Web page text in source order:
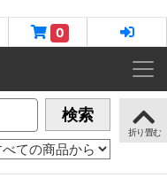
0
検索